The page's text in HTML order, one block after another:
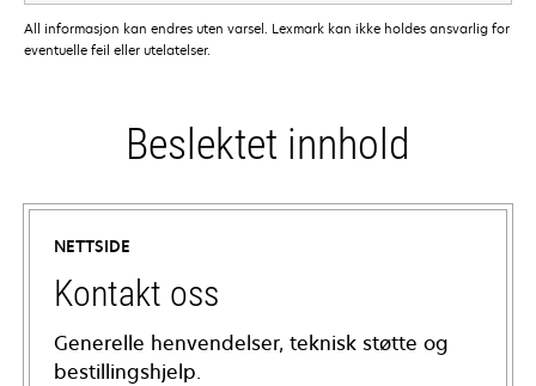
All informasjon kan endres uten varsel. Lexmark kan ikke holdes ansvarlig for
eventuelle feil eller utelatelser.
Beslektet innhold
NETTSIDE
Kontakt oss
Generelle henvendelser, teknisk støtte og
bestillingshjelp.